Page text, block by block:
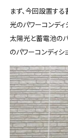
まず、今回設置する
光のパワーコンディ
太陽光と蓄電池のパ
のパワーコンディシ